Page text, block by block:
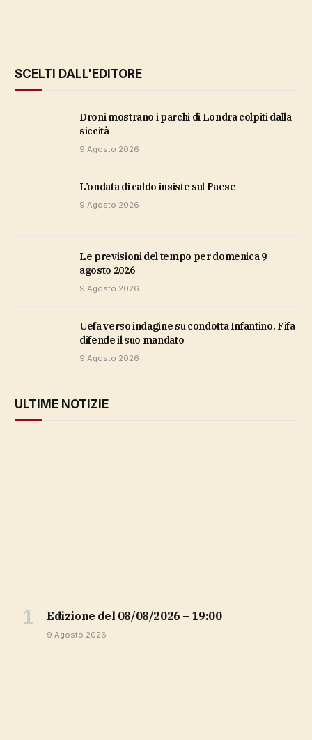
SCELTI DALL'EDITORE
Droni mostrano i parchi di Londra colpiti dalla
siccità
9 Agosto 2026
l’ondata di caldo insiste sul Paese
9 Agosto 2026
Le previsioni del tempo per domenica 9
agosto 2026
9 Agosto 2026
Uefa verso indagine su condotta Infantino. Fifa
difende il suo mandato
9 Agosto 2026
ULTIME NOTIZIE
Edizione del 08/08/2026 – 19:00
9 Agosto 2026